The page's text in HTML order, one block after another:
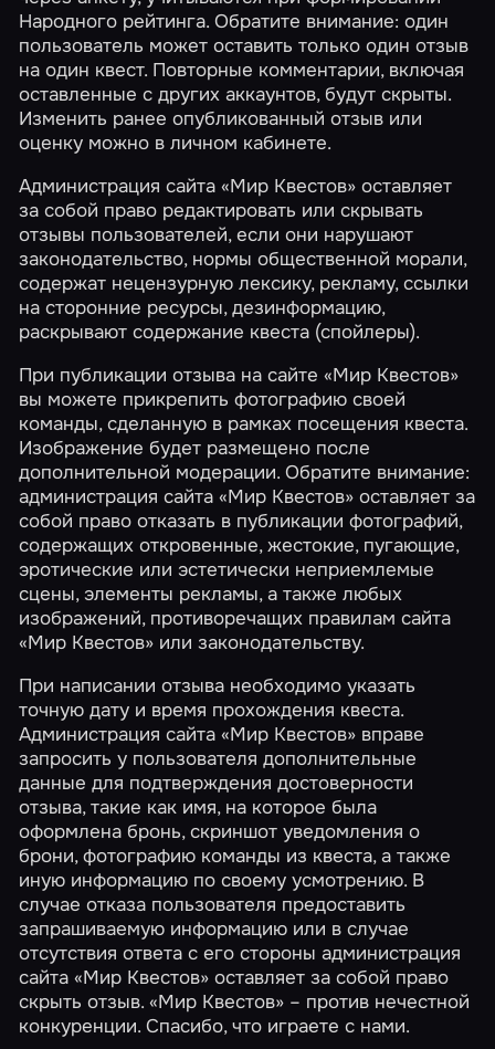
Народного рейтинга. Обратите внимание: один
пользователь может оставить только один отзыв
на один квест. Повторные комментарии, включая
оставленные с других аккаунтов, будут скрыты.
Изменить ранее опубликованный отзыв или
оценку можно вличном кабинете.
Администрация сайта «Мир Квестов» оставляет
за собой право редактировать или скрывать
отзывы пользователей, если они нарушают
законодательство, нормы общественной морали,
содержат нецензурную лексику, рекламу, ссылки
на сторонние ресурсы, дезинформацию,
раскрывают содержание квеста (спойлеры).
При публикации отзыва на сайте «Мир Квестов»
вы можете прикрепить фотографию своей
команды, сделанную в рамках посещения квеста.
Изображение будет размещено после
дополнительной модерации. Обратите внимание:
администрация сайта «Мир Квестов» оставляет за
собой право отказать в публикации фотографий,
содержащих откровенные, жестокие, пугающие,
эротические или эстетически неприемлемые
сцены, элементы рекламы, а также любых
изображений, противоречащих правилам сайта
«Мир Квестов» или законодательству.
При написании отзыва необходимо указать
точную дату и время прохождения квеста.
Администрация сайта «Мир Квестов» вправе
запросить у пользователя дополнительные
данные для подтверждения достоверности
отзыва, такие как имя, на которое была
оформлена бронь, скриншот уведомления о
брони, фотографию команды из квеста, а также
иную информацию по своему усмотрению. В
случае отказа пользователя предоставить
запрашиваемую информацию или в случае
отсутствия ответа с его стороны администрация
сайта «Мир Квестов» оставляет за собой право
скрыть отзыв. «Мир Квестов» – против нечестной
конкуренции. Спасибо, что играете с нами.